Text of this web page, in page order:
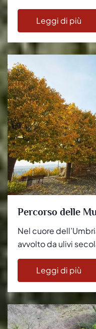
Leggi di più
Percorso delle
Nel cuore
avvolto da ulivi
Leggi di più